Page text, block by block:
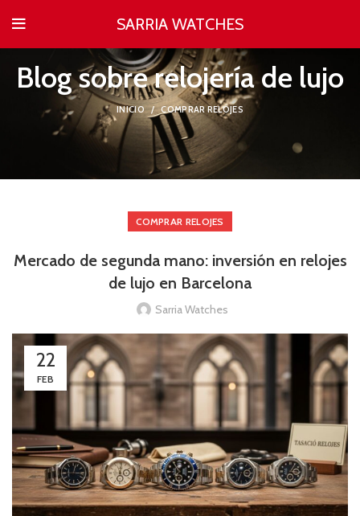
SARRIA WATCHES
Blog sobre relojería de lujo
INICIO COMPRAR RELOJES
COMPRAR RELOJES
Mercado de segunda mano: inversión en relojes
de lujo en Barcelona
Sarria Watches
22
FEB